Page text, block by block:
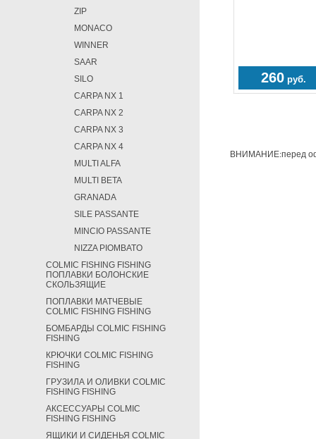
ZIP
MONACO
WINNER
SAAR
SILO
CARPA NX 1
CARPA NX 2
CARPA NX 3
CARPA NX 4
MULTI ALFA
MULTI BETA
GRANADA
SILE PASSANTE
MINCIO PASSANTE
NIZZA PIOMBATO
COLMIC FISHING FISHING
ПОПЛАВКИ БОЛОНСКИЕ
СКОЛЬЗЯЩИЕ
ПОПЛАВКИ МАТЧЕВЫЕ
COLMIC FISHING FISHING
БОМБАРДЫ COLMIC FISHING
FISHING
КРЮЧКИ COLMIC FISHING
FISHING
ГРУЗИЛА И ОЛИВКИ COLMIC
FISHING FISHING
АКСЕССУАРЫ COLMIC
FISHING FISHING
ЯЩИКИ И СИДЕНЬЯ COLMIC
260 руб.
ВНИМАНИЕ:перед